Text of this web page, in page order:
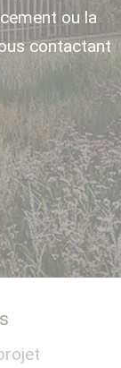
ou la
contactant